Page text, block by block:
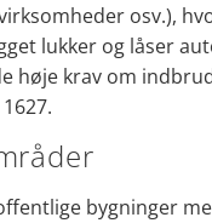
osv.),
lukker og låser
høje krav om
bygninger